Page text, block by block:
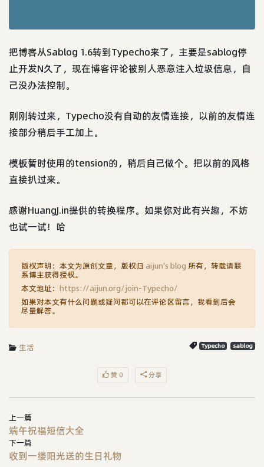
把博客从Sablog 1.6转到Typecho来了，主要是sablog停
止开发N久了，现在博客评论被别人恶意注入垃圾信息，自
己没办法控制。
刚刚转过来，Typecho没有自动的友情连接，以前的友情连
接部分稍后手工加上。
模板暂时使用的tension的，稍后自己做个。把以前的风格
直接扒过来。
感谢HuangJ.in提供的转换程序。如果你对此有兴趣，不妨
也试一试！哈
版权声明：本文为原创文章，版权归 aijun's blog 所有，转载请联
系博主获得授权。
本文地址： https://aijun.org/join-Typecho/
如果对本文有什么问题或疑问都可以在评论区留言，我看到后会
尽量解答。
生活 Typecho sablog
赞 0 分享
上一篇
端午祝福短信大全
下一篇
收到一缕阳光送的生日礼物